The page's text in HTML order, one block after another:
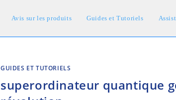
Avis sur les produits Guides et Tutoriels
GUIDES ET TUTORIELS
superordinateur quantique